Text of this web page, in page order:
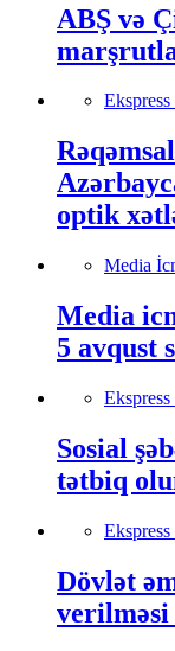
ABŞ və
optik
Media
Media
5 avqust
Sosial
tətbiq
Dövlət
verilməsi